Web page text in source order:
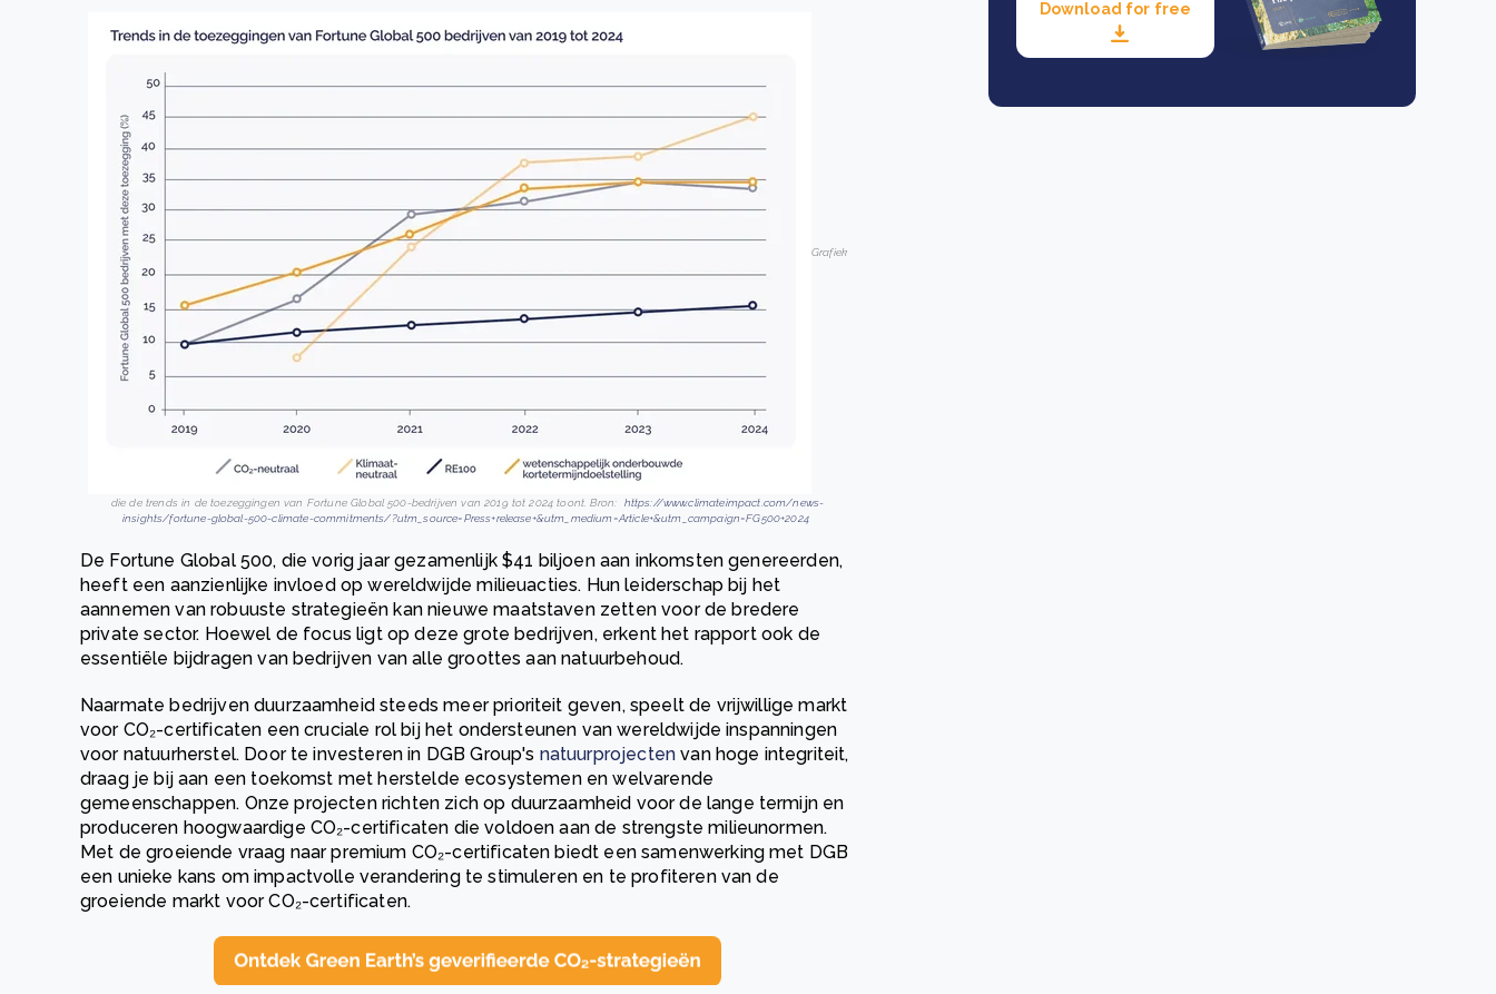
Grafiek
die de trends in de toezeggingen van Fortune Global 500-bedrijven van 2019 tot 2024 toont. Bron:
https://www.climateimpact.com/news-
insights/fortune-global-500-climate-commitments/?utm_source=Press+release+&utm_medium=Article+&utm_campaign=FG500+2024
De Fortune Global 500, die vorig jaar gezamenlijk $41 biljoen aan inkomsten genereerden,
heeft een aanzienlijke invloed op wereldwijde milieuacties. Hun leiderschap bij het
aannemen van robuuste strategieën kan nieuwe maatstaven zetten voor de bredere
private sector. Hoewel de focus ligt op deze grote bedrijven, erkent het rapport ook de
essentiële bijdragen van bedrijven van alle groottes aan natuurbehoud.
Naarmate bedrijven duurzaamheid steeds meer prioriteit geven, speelt de vrijwillige markt
voor CO₂-certificaten een cruciale rol bij het ondersteunen van wereldwijde inspanningen
voor natuurherstel. Door te investeren in DGB Group's natuurprojecten van hoge integriteit,
draag je bij aan een toekomst met herstelde ecosystemen en welvarende
gemeenschappen. Onze projecten richten zich op duurzaamheid voor de lange termijn en
produceren hoogwaardige CO₂-certificaten die voldoen aan de strengste milieunormen.
Met de groeiende vraag naar premium CO₂-certificaten biedt een samenwerking met DGB
een unieke kans om impactvolle verandering te stimuleren en te profiteren van de
groeiende markt voor CO₂-certificaten.
Download for free